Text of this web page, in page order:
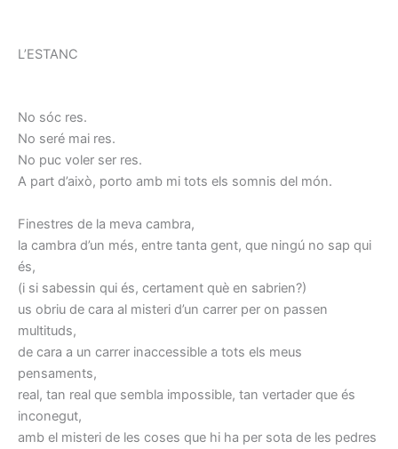
L’ESTANC
No sóc res.
No seré mai res.
No puc voler ser res.
A part d’això, porto amb mi tots els somnis del món.
Finestres de la meva cambra,
la cambra d’un més, entre tanta gent, que ningú no sap qui
és,
(i si sabessin qui és, certament què en sabrien?)
us obriu de cara al misteri d’un carrer per on passen
multituds,
de cara a un carrer inaccessible a tots els meus
pensaments,
real, tan real que sembla impossible, tan vertader que és
inconegut,
amb el misteri de les coses que hi ha per sota de les pedres